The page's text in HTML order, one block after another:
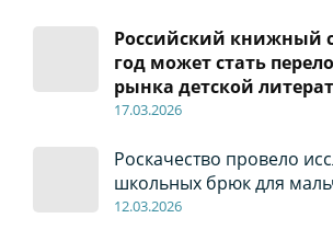
Российский книжный
год может стать
рынка детской
17.03.2026
Роскачество провело
школьных брюк для
12.03.2026